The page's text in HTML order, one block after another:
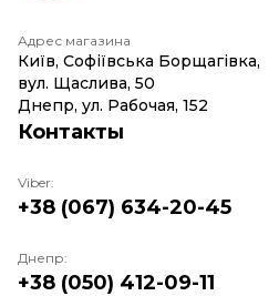
Адрес магазина
Київ, Софіївська Борщагівка,
вул. Щаслива, 50
Днепр, ул. Рабочая, 152
Контакты
Viber:
+38 (067) 634-20-45
Днепр:
+38 (050) 412-09-11